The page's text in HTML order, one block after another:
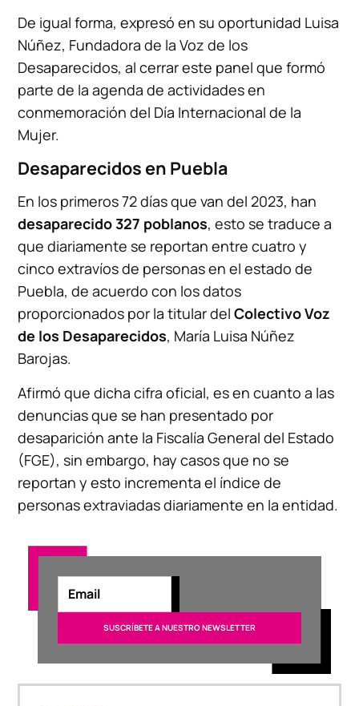
De igual forma, expresó en su oportunidad Luisa
Núñez, Fundadora de la Voz de los
Desaparecidos, al cerrar este panel que formó
parte de la agenda de actividades en
conmemoración del Día Internacional de la
Mujer.
Desaparecidos en Puebla
En los primeros 72 días que van del 2023, han
desaparecido 327 poblanos, esto se traduce a
que diariamente se reportan entre cuatro y
cinco extravíos de personas en el estado de
Puebla, de acuerdo con los datos
proporcionados por la titular delColectivo Voz
de los Desaparecidos, María Luisa Núñez
Barojas.
Afirmó que dicha cifra oficial, es en cuanto a las
denuncias que se han presentado por
desaparición ante la Fiscalía General del Estado
(FGE), sin embargo, hay casos que no se
reportan y esto incrementa el índice de
personas extraviadas diariamente en la entidad.